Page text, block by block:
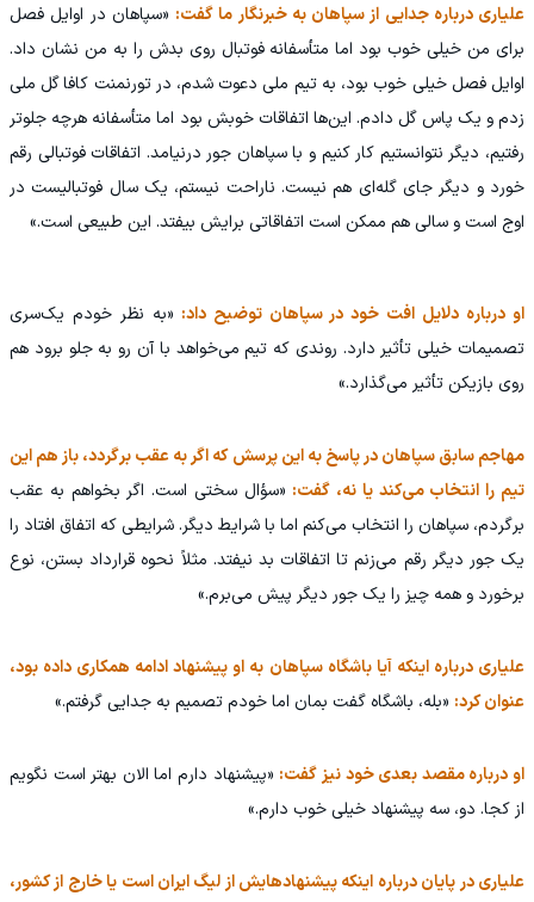
علیاری درباره جدایی از سپاهان به خبرنگار ما گفت: «سپاهان در اوایل فصل
برای من خیلی خوب بود اما متأسفانه فوتبال روی بدش را به من نشان داد.
اوایل فصل خیلی خوب بود، به تیم ملی دعوت شدم، در تورنمنت کافا گل ملی
زدم و یک پاس گل دادم. این‌ها اتفاقات خوبش بود اما متأسفانه هرچه جلوتر
رفتیم، دیگر نتوانستیم کار کنیم و با سپاهان جور درنیامد. اتفاقات فوتبالی رقم
خورد و دیگر جای گله‌ای هم نیست. ناراحت نیستم، یک سال فوتبالیست در
اوج است و سالی هم ممکن است اتفاقاتی برایش بیفتد. این طبیعی است.»
او درباره دلایل افت خود در سپاهان توضیح داد: «به نظر خودم یک‌سری
تصمیمات خیلی تأثیر دارد. روندی که تیم می‌خواهد با آن رو به جلو برود هم
روی بازیکن تأثیر می‌گذارد.»
مهاجم سابق سپاهان در پاسخ به این پرسش که اگر به عقب برگردد، باز هم این
تیم را انتخاب می‌کند یا نه، گفت: «سؤال سختی است. اگر بخواهم به عقب
برگردم، سپاهان را انتخاب می‌کنم اما با شرایط دیگر. شرایطی که اتفاق افتاد را
یک جور دیگر رقم می‌زنم تا اتفاقات بد نیفتد. مثلاً نحوه قرارداد بستن، نوع
برخورد و همه چیز را یک جور دیگر پیش می‌برم.»
علیاری درباره اینکه آیا باشگاه سپاهان به او پیشنهاد ادامه همکاری داده بود،
عنوان کرد: «بله، باشگاه گفت بمان اما خودم تصمیم به جدایی گرفتم.»
او درباره مقصد بعدی خود نیز گفت: «پیشنهاد دارم اما الان بهتر است نگویم
از کجا. دو، سه پیشنهاد خیلی خوب دارم.»
علیاری در پایان درباره اینکه پیشنهادهایش از لیگ ایران است یا خارج از کشور،